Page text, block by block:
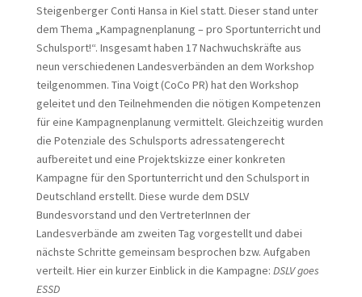
Steigenberger Conti Hansa in Kiel statt. Dieser stand unter
dem Thema „Kampagnenplanung – pro Sportunterricht und
Schulsport!“. Insgesamt haben 17 Nachwuchskräfte aus
neun verschiedenen Landesverbänden an dem Workshop
teilgenommen. Tina Voigt (CoCo PR) hat den Workshop
geleitet und den Teilnehmenden die nötigen Kompetenzen
für eine Kampagnenplanung vermittelt. Gleichzeitig wurden
die Potenziale des Schulsports adressatengerecht
aufbereitet und eine Projektskizze einer konkreten
Kampagne für den Sportunterricht und den Schulsport in
Deutschland erstellt. Diese wurde dem DSLV
Bundesvorstand und den VertreterInnen der
Landesverbände am zweiten Tag vorgestellt und dabei
nächste Schritte gemeinsam besprochen bzw. Aufgaben
verteilt. Hier ein kurzer Einblick in die Kampagne: DSLV goes
ESSD